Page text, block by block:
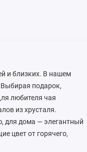
и близких. В нашем
Выбирая подарок,
любителя чая
из хрусталя.
для дома — элегантный
цвет от горячего,